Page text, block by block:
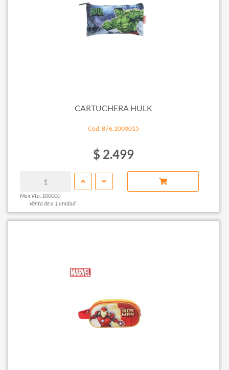
CARTUCHERA HULK
Cód: 876.1000015
$ 2.499
Max Vta: 100000
Venta de a 1 unidad